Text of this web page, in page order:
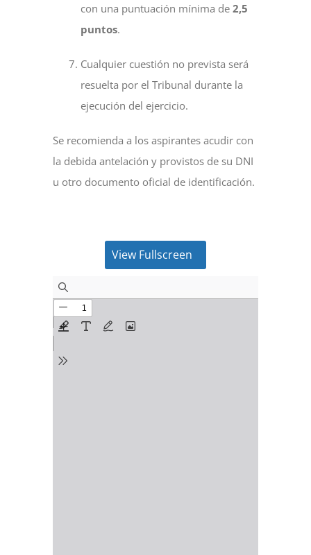
con una puntuación mínima de2,5
puntos.
Cualquier cuestión no prevista será
resuelta por el Tribunal durante la
ejecución del ejercicio.
Se recomienda a los aspirantes acudir con
la debida antelación y provistos de su DNI
u otro documento oficial de identificación.
View Fullscreen